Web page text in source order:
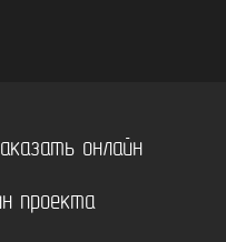
онлайн
проекта